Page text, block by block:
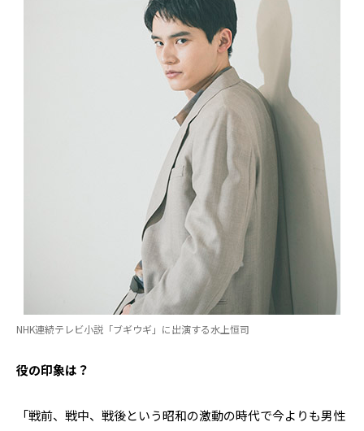
NHK連続テレビ小説「ブギウギ」に出演する水上恒司
――役の印象は？
「戦前、戦中、戦後という昭和の激動の時代で今よりも男性